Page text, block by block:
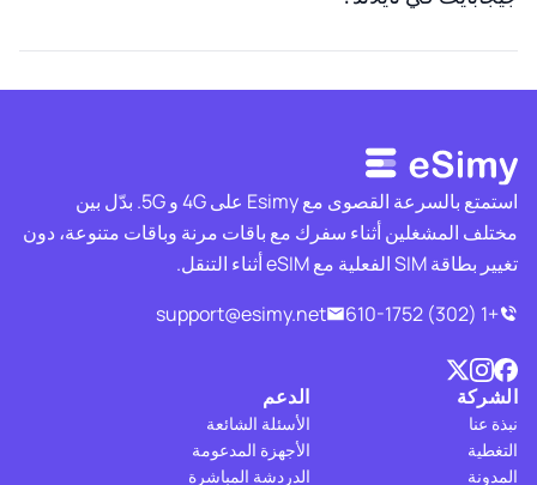
استمتع بالسرعة القصوى مع Esimy على 4G و 5G. بدّل بين
مختلف المشغلين أثناء سفرك مع باقات مرنة وباقات متنوعة، دون
تغيير بطاقة SIM الفعلية مع eSIM أثناء التنقل.
+1 (302) 610-1752
support@esimy.net
الشركة
نبذة عنا
التغطية
المدونة
الدعم
الأسئلة الشائعة
الأجهزة المدعومة
الدردشة المباشرة